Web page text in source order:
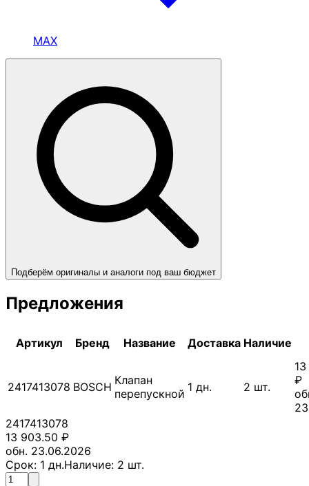
MAX
Подберём оригиналы и аналоги под ваш бюджет
Предложения
Артикул Бренд Название Доставка Наличие
2417413078 BOSCH Клапан
перепускной 1 дн. 2 шт.
₽
2417413078
13 903.50 ₽
обн. 23.06.2026
Срок: 1 дн.Наличие: 2 шт.